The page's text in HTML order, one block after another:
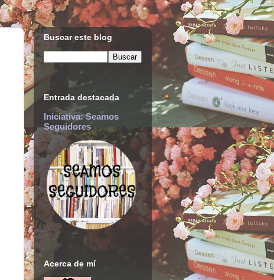
Buscar este blog
Entrada destacada
Iniciativa: Seamos
Seguidores
Acerca de mí